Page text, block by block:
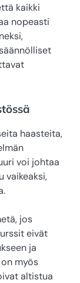
kaikki
nopeasti
haasteita,
voi johtaa
vaikeaksi,
jos
eivät
ja
myös
altistua